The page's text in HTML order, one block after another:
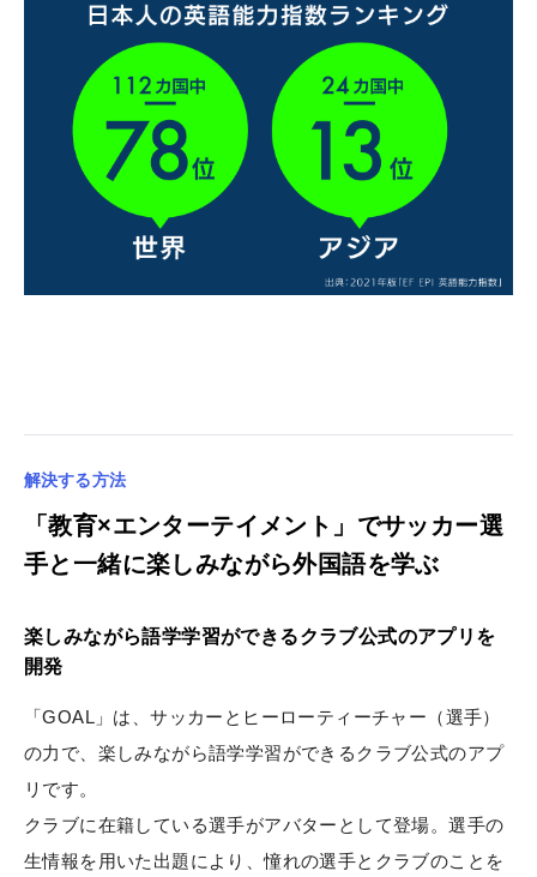
解決する方法
「教育×エンターテイメント」でサッカー選
手と一緒に楽しみながら外国語を学ぶ
楽しみながら語学学習ができるクラブ公式のアプリを
開発
「GOAL」は、サッカーとヒーローティーチャー（選手）
の力で、楽しみながら語学学習ができるクラブ公式のアプ
リです。
クラブに在籍している選手がアバターとして登場。選手の
生情報を用いた出題により、憧れの選手とクラブのことを